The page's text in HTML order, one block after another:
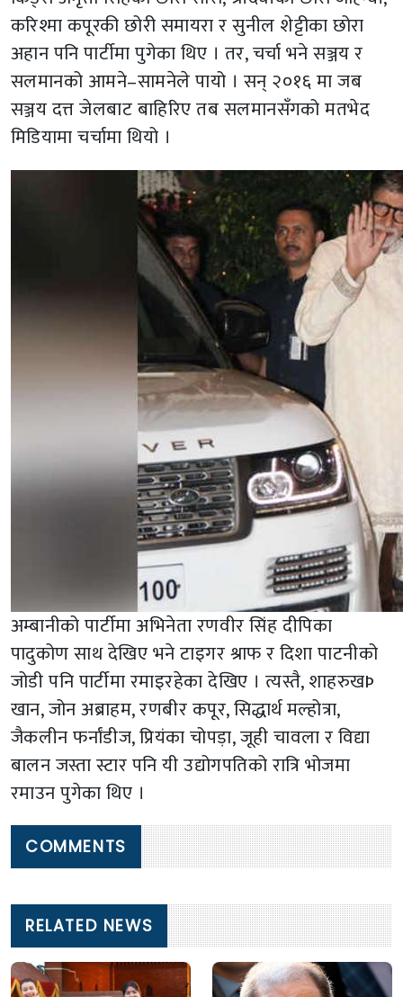
करिश्मा कपूरकी छोरी समायरा र सुनील शेट्टीका छोरा
अहान पनि पार्टीमा पुगेका थिए । तर, चर्चा भने सञ्जय र
सलमानको आमने–सामनेले पायो । सन् २०१६ मा जब
सञ्जय दत्त जेलबाट बाहिरिए तब सलमानसँगको मतभेद
मिडियामा चर्चामा थियो ।
अम्बानीको पार्टीमा अभिनेता रणवीर सिंह दीपिका
पादुकोण साथ देखिए भने टाइगर श्राफ र दिशा पाटनीको
जोडी पनि पार्टीमा रमाइरहेका देखिए । त्यस्तै, शाहरुखÞ
खान, जोन अब्राहम, रणबीर कपूर, सिद्धार्थ मल्होत्रा,
जैकलीन फर्नांडीज, प्रियंका चोपड़ा, जूही चावला र विद्या
बालन जस्ता स्टार पनि यी उद्योगपतिको रात्रि भोजमा
रमाउन पुगेका थिए ।
COMMENTS
RELATED NEWS